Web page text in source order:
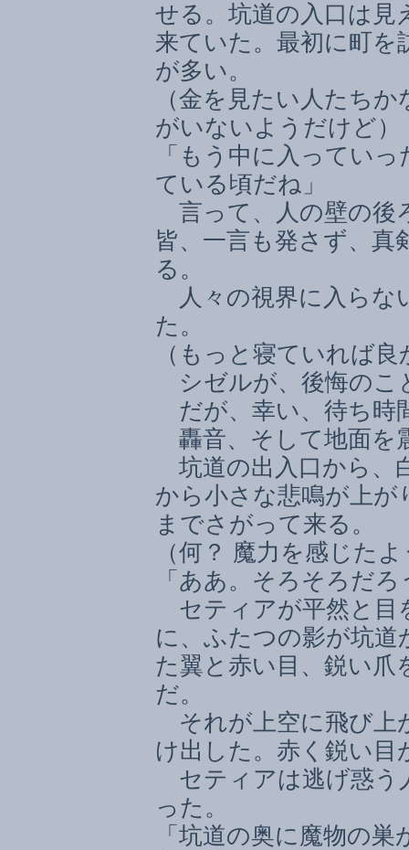
せる。坑道の入口は見
来ていた。最初に町
が多い。
（金を見たい人たち
がいないようだけど）
「もう中に入ってい
ている頃だね」
言って、人の壁の後
皆、一言も発さず、真
る。
人々の視界に入らな
た。
（もっと寝ていれば
シゼルが、後悔のこ
だが、幸い、待ち時
轟音、そして地面を
坑道の出入口から、
から小さな悲鳴が上が
までさがって来る。
（何？ 魔力を感じた
「ああ。そろそろだろ
セティアが平然と目
に、ふたつの影が坑
た翼と赤い目、鋭い爪
だ。
それが上空に飛び上
け出した。赤く鋭い目
セティアは逃げ惑う
った。
「坑道の奥に魔物の